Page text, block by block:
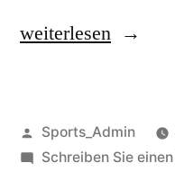
weiterlesen
Sports_Admin
Schreiben Sie